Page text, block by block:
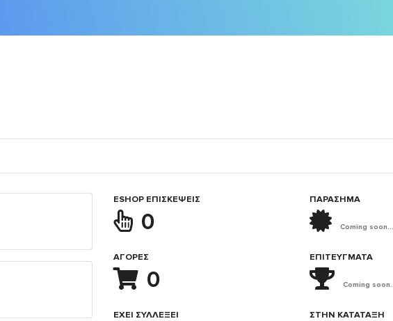
ESHOP ΕΠΙΣΚΈΨΕΙΣ
0
ΑΓΟΡΈΣ
0
ΈΧΕΙ ΣΥΛΛΈΞΕΙ
ΠΑΡΑΣΗΜΑ
Coming soon...
ΕΠΙΤΕΎΓΜΑΤΑ
Coming soon...
ΣΤΗΝ ΚΑΤΆΤΑΞΗ